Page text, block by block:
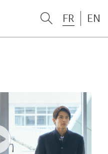
FR EN